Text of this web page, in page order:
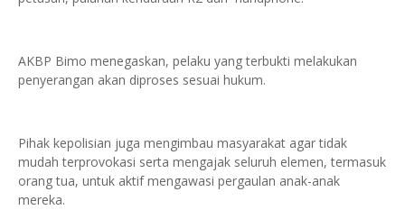
AKBP Bimo menegaskan, pelaku yang terbukti melakukan
penyerangan akan diproses sesuai hukum.
Pihak kepolisian juga mengimbau masyarakat agar tidak
mudah terprovokasi serta mengajak seluruh elemen, termasuk
orang tua, untuk aktif mengawasi pergaulan anak-anak
mereka.